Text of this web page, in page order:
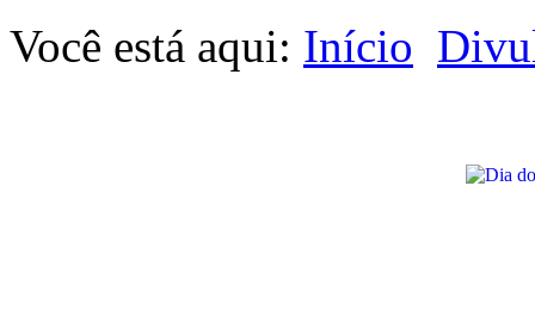
Você está aqui: Início